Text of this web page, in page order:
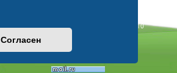
Согласен
Usage: 2.15 МБ | GZIP: Off |
Queries: 10
© phpBB Guru, 2004—2026
Powered by
Style byArtodia